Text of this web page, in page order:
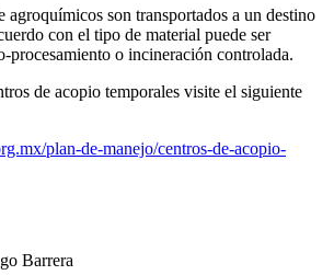
agroquímicos son transportados a un destino
con el tipo de material puede ser
procesamiento o incineración controlada.
de acopio temporales visite el siguiente
plan-de-manejo/centros-de-acopio-
Barrera